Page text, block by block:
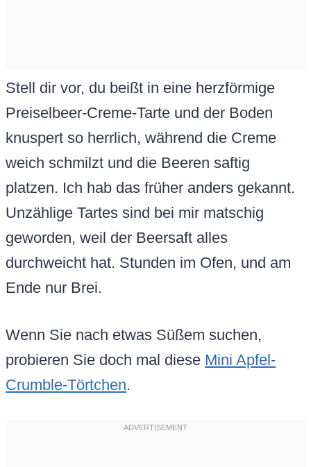
Stell dir vor, du beißt in eine herzförmige
Preiselbeer-Creme-Tarte und der Boden
knuspert so herrlich, während die Creme
weich schmilzt und die Beeren saftig
platzen. Ich hab das früher anders gekannt.
Unzählige Tartes sind bei mir matschig
geworden, weil der Beersaft alles
durchweicht hat. Stunden im Ofen, und am
Ende nur Brei.
Wenn Sie nach etwas Süßem suchen,
probieren Sie doch mal diese Mini Apfel-
Crumble-Törtchen.